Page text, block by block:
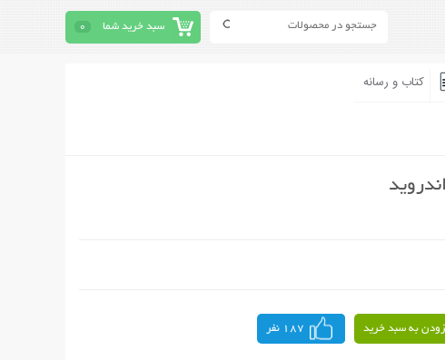
سبد خرید شما 0
کتاب و رسانه
به سبد خرید 187 نفر